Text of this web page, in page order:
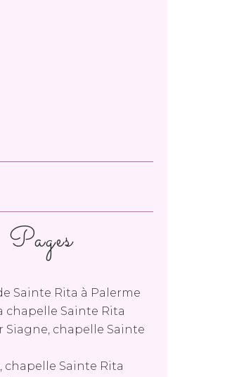
Pages
Sainte Rita à Palerme
chapelle Sainte Rita
Siagne, chapelle Sainte
chapelle Sainte Rita